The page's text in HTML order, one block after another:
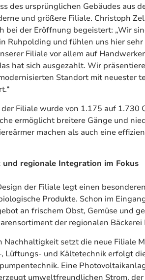
des ursprünglichen Gebäudes aus
und größere Filiale. Christoph
bei der Eröffnung begeistert: „Wir
Ruhpolding und fühlen uns hier
Filiale vor allem auf
hat sich ausgezahlt. Wir
Standort mit neuester
Filiale wurde von 1.175 auf 1.730
ermöglicht breitere Gänge und
machen als auch eine
regionale Integration im Fokus
der Filiale legt einen
Produkte. Schon im
an frischem Obst, Gemüse und
der regionalen
Nachhaltigkeit setzt die neue Filiale
Lüftungs- und Kältetechnik erfolgt
Eine
umweltfreundlichen Strom,